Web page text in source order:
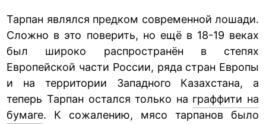
Тарпан являлся предком современной лошади.
Сложно в это поверить, но ещё в 18-19 веках
был широко распространён в степях
Европейской части России, ряда стран Европы
и на территории Западного Казахстана, а
теперь Тарпан остался только на граффити на
бумаге. К сожалению, мясо тарпанов было